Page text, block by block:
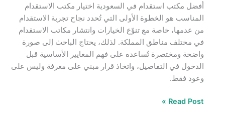
أفضل مكتب استقدام في السعودية اختيار مكتب الاستقدام
المناسب هو الخطوة الأولى التي تُحدد نجاح تجربة الاستقدام
من عدمها، خاصة مع تنوّع الخيارات وانتشار مكاتب الاستقدام
في مختلف مناطق المملكة. لذلك، يحتاج الباحث إلى صورة
واضحة ومختصرة تُساعده على فهم المعايير الأساسية قبل
الدخول في التفاصيل، واتخاذ قرار مبني على معرفة وليس على
وعود فقط.
Read Post »